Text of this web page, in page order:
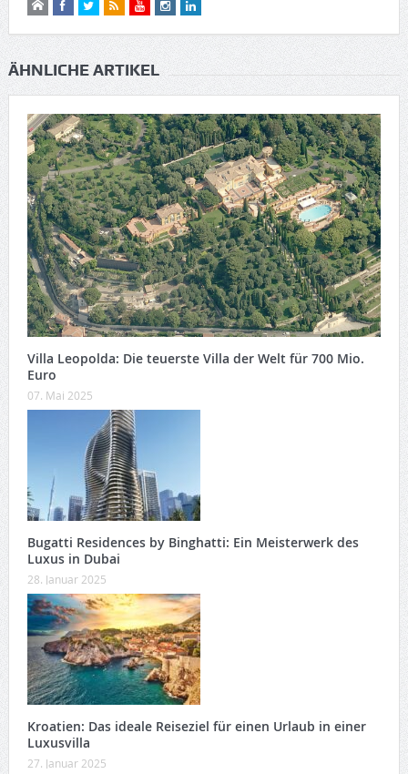
ÄHNLICHE ARTIKEL
Villa Leopolda: Die teuerste Villa der Welt für 700 Mio.
Euro
07. Mai 2025
Bugatti Residences by Binghatti: Ein Meisterwerk des
Luxus in Dubai
28. Januar 2025
Kroatien: Das ideale Reiseziel für einen Urlaub in einer
Luxusvilla
27. Januar 2025